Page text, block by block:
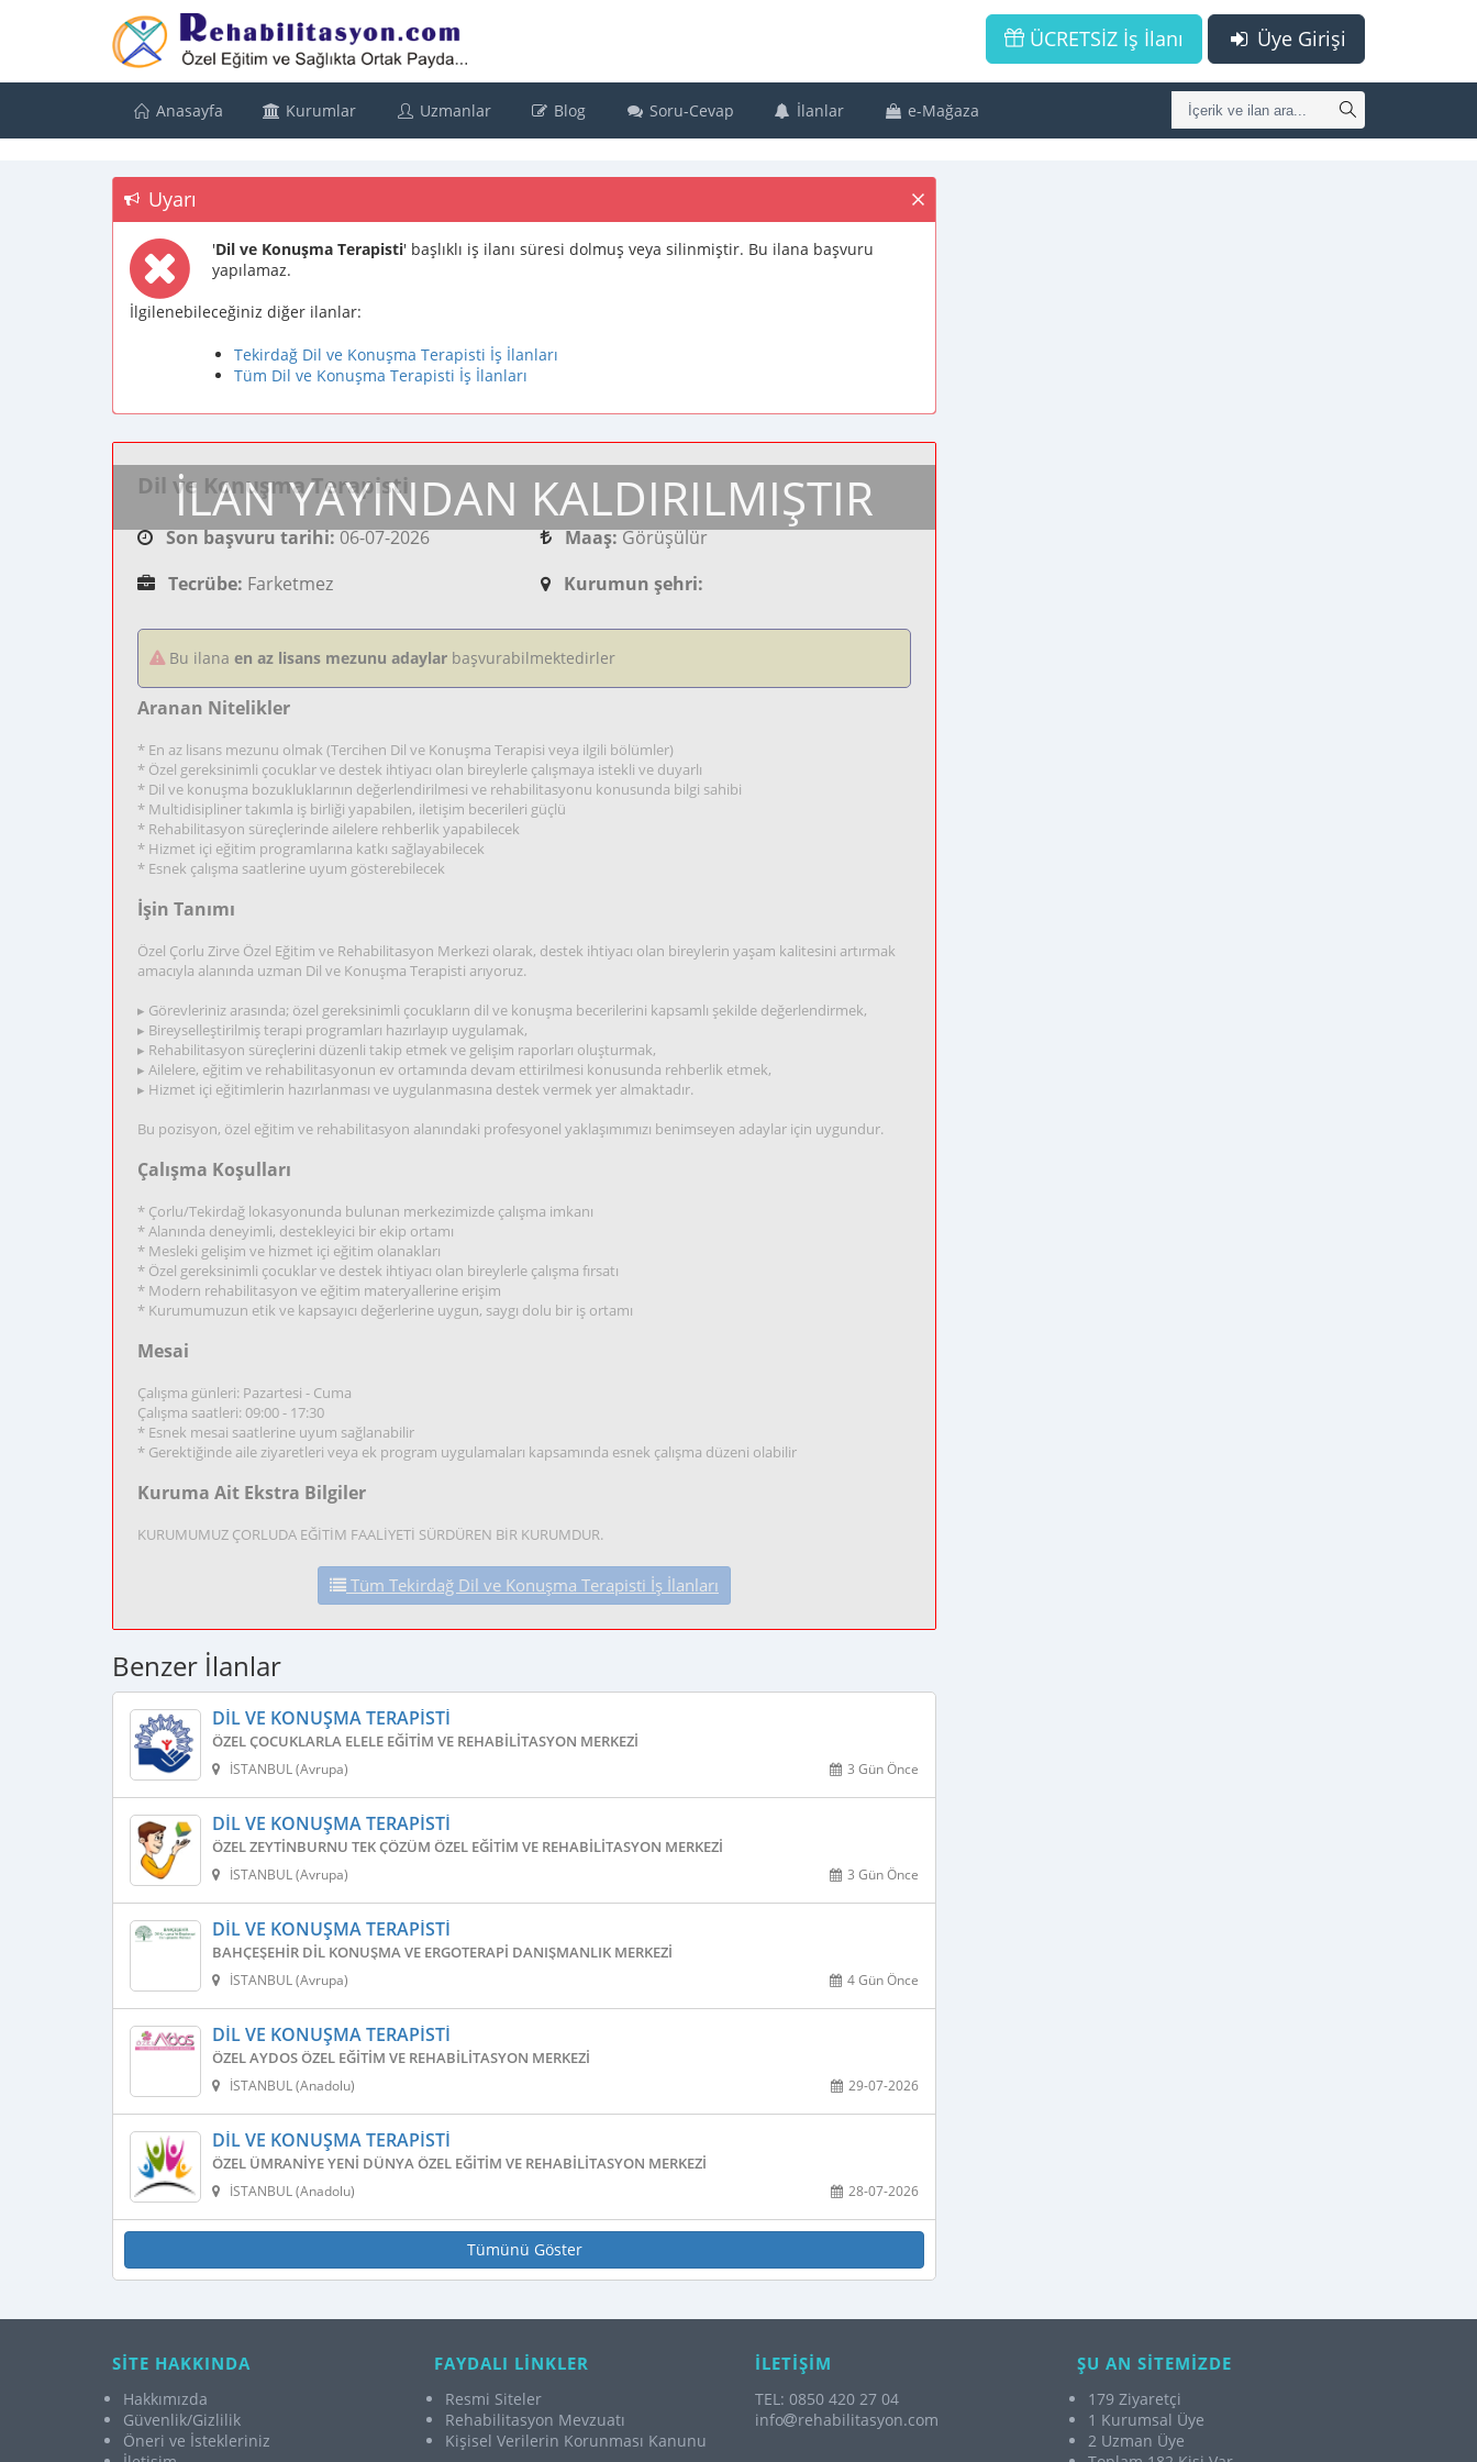
Üye Girişi
ÜCRETSİZ İş İlanı
Anasayfa Kurumlar Uzmanlar Blog Soru-Cevap İlanlar e-Mağaza
Uyarı
'Dil ve Konuşma Terapisti' başlıklı iş ilanı süresi dolmuş veya silinmiştir. Bu ilana başvuru
yapılamaz.
İlgilenebileceğiniz diğer ilanlar:
Tekirdağ Dil ve Konuşma Terapisti İş İlanları
Tüm Dil ve Konuşma Terapisti İş İlanları
İLAN YAYINDAN KALDIRILMIŞTIR
Dil ve Konuşma Terapisti
Son başvuru tarihi:06-07-2026 Maaş:Görüşülür
Tecrübe: Farketmez Kurumun şehri:
Bu ilana en az lisans mezunu adaylar başvurabilmektedirler
Aranan Nitelikler
* En az lisans mezunu olmak (Tercihen Dil ve Konuşma Terapisi veya ilgili bölümler)
* Özel gereksinimli çocuklar ve destek ihtiyacı olan bireylerle çalışmaya istekli ve duyarlı
* Dil ve konuşma bozukluklarının değerlendirilmesi ve rehabilitasyonu konusunda bilgi sahibi
* Multidisipliner takımla iş birliği yapabilen, iletişim becerileri güçlü
* Rehabilitasyon süreçlerinde ailelere rehberlik yapabilecek
* Hizmet içi eğitim programlarına katkı sağlayabilecek
* Esnek çalışma saatlerine uyum gösterebilecek
İşin Tanımı
Özel Çorlu Zirve Özel Eğitim ve Rehabilitasyon Merkezi olarak, destek ihtiyacı olan bireylerin yaşam kalitesini artırmak
amacıyla alanında uzman Dil ve Konuşma Terapisti arıyoruz.
▸ Görevleriniz arasında; özel gereksinimli çocukların dil ve konuşma becerilerini kapsamlı şekilde değerlendirmek,
▸ Bireyselleştirilmiş terapi programları hazırlayıp uygulamak,
▸ Rehabilitasyon süreçlerini düzenli takip etmek ve gelişim raporları oluşturmak,
▸ Ailelere, eğitim ve rehabilitasyonun ev ortamında devam ettirilmesi konusunda rehberlik etmek,
▸ Hizmet içi eğitimlerin hazırlanması ve uygulanmasına destek vermek yer almaktadır.
Bu pozisyon, özel eğitim ve rehabilitasyon alanındaki profesyonel yaklaşımımızı benimseyen adaylar için uygundur.
Çalışma Koşulları
* Çorlu/Tekirdağ lokasyonunda bulunan merkezimizde çalışma imkanı
* Alanında deneyimli, destekleyici bir ekip ortamı
* Mesleki gelişim ve hizmet içi eğitim olanakları
* Özel gereksinimli çocuklar ve destek ihtiyacı olan bireylerle çalışma fırsatı
* Modern rehabilitasyon ve eğitim materyallerine erişim
* Kurumumuzun etik ve kapsayıcı değerlerine uygun, saygı dolu bir iş ortamı
Mesai
Çalışma günleri: Pazartesi - Cuma
Çalışma saatleri: 09:00 - 17:30
* Esnek mesai saatlerine uyum sağlanabilir
* Gerektiğinde aile ziyaretleri veya ek program uygulamaları kapsamında esnek çalışma düzeni olabilir
Kuruma Ait Ekstra Bilgiler
KURUMUMUZ ÇORLUDA EĞİTİM FAALİYETİ SÜRDÜREN BİR KURUMDUR.
Tüm Tekirdağ Dil ve Konuşma Terapisti İş İlanları
Benzer İlanlar
DIL VE KONUŞMA TERAPISTI
ÖZEL ÇOCUKLARLA ELELE EĞITIM VE REHABILITASYON MERKEZI
3 Gün Önce
İSTANBUL (Avrupa)
DIL VE KONUŞMA TERAPISTI
ÖZEL ZEYTINBURNU TEK ÇÖZÜM ÖZEL EĞITIM VE REHABILITASYON MERKEZI
3 Gün Önce
İSTANBUL (Avrupa)
DIL VE KONUŞMA TERAPISTI
BAHÇEŞEHIR DIL KONUŞMA VE ERGOTERAPI DANIŞMANLIK MERKEZI
4 Gün Önce
İSTANBUL (Avrupa)
DIL VE KONUŞMA TERAPISTI
ÖZEL AYDOS ÖZEL EĞITIM VE REHABILITASYON MERKEZI
29-07-2026
İSTANBUL (Anadolu)
DIL VE KONUŞMA TERAPISTI
ÖZEL ÜMRANIYE YENI DÜNYA ÖZEL EĞITIM VE REHABILITASYON MERKEZI
28-07-2026
İSTANBUL (Anadolu)
Tümünü Göster
SİTE HAKKINDA
Hakkımızda
Güvenlik/Gizlilik
Öneri ve İstekleriniz
FAYDALI LİNKLER
Resmi Siteler
Rehabilitasyon Mevzuatı
Kişisel Verilerin Korunması Kanunu
İLETİŞİM
TEL: 0850 420 27 04
info
rehabilitasyon.com
ŞU AN SİTEMİZDE
179 Ziyaretçi
1 Kurumsal Üye
2 Uzman Üye